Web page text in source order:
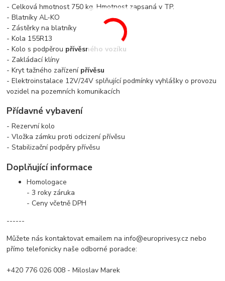
- Celková hmotnost 750 kg. Hmotnost zapsaná v TP.
- Blatníky AL-KO
- Zástěrky na blatníky
- Kola 155R13
- Kolo s podpěrou přívěsného vozíku
- Zakládací klíny
- Kryt tažného zařízení přívěsu
- Elektroinstalace 12V/24V splňující podmínky vyhlášky o provozu
vozidel na pozemních komunikacích
Přídavné vybavení
- Rezervní kolo
- Vložka zámku proti odcizenípřívěsu
- Stabilizační podpěrypřívěsu
Doplňující informace
Homologace
- 3 roky záruka
- Ceny včetně DPH
------
Můžete nás kontaktovat emailem na info@europrivesy.cz nebo
přímo telefonicky naše odborné poradce:
+420 776 026 008 - Miloslav Marek